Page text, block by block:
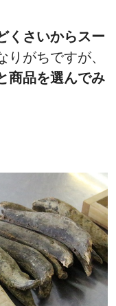
くさいからスー
りがちですが、
商品を選んでみ